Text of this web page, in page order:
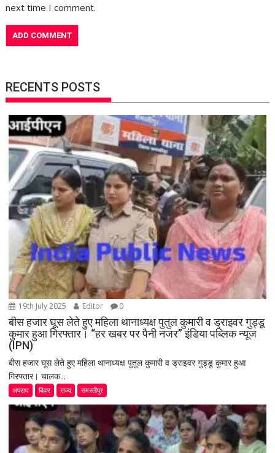
next time I comment.
RECENTS POSTS
19th July 2025 Editor 0
बीस हजार घूस लेते हुए महिला थानाध्यक्ष पुतुल कुमारी व ड्राइवर गुड्डू
कुमार हुआ गिरफ्तार। “हर खबर पर पैनी नजर” इंडिया पब्लिक न्यूज
(IPN)
बीस हजार घूस लेते हुए महिला थानाध्यक्ष पुतुल कुमारी व ड्राइवर गुड्डू कुमार हुआ
गिरफ्तार। चालक...
अपराध बिहार राज्य समस्तीपुर